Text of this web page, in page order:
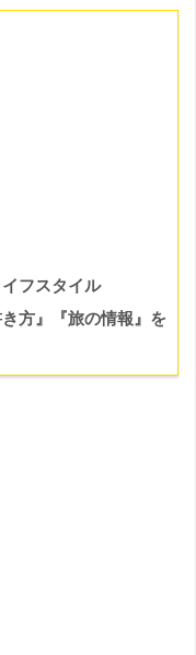
フスタイル
方』『旅の情報』を